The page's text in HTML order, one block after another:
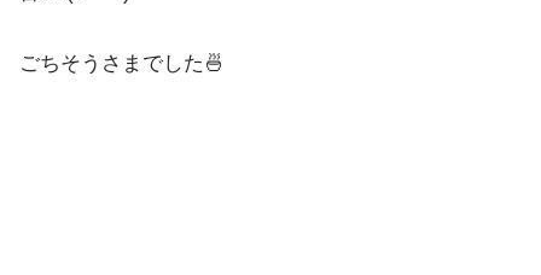
ごちそうさまでした🍜